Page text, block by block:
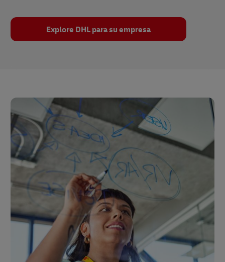
Explore DHL para su empresa